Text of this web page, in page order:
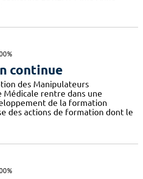
continue
des Manipulateurs
rentre dans une
de la formation
des actions de formation dont le